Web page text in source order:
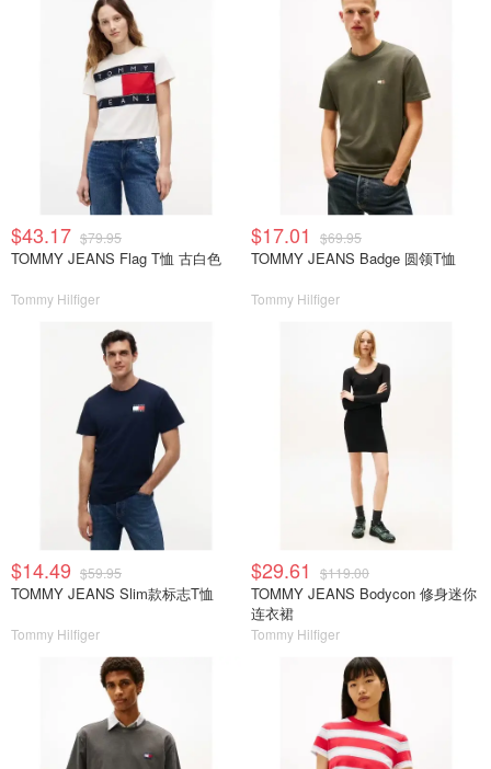
$43.17 $79.95
TOMMY JEANS Flag T恤 古白色
Tommy Hilfiger
$17.01 $69.95
TOMMY JEANS Badge 圆领T恤
Tommy Hilfiger
$14.49 $59.95
TOMMY JEANS Slim款标志T恤
Tommy Hilfiger
$29.61 $119.00
TOMMY JEANS Bodycon 修身迷你
连衣裙
Tommy Hilfiger